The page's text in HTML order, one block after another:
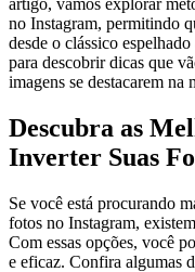
no Instagram,⁤ permitindo
desde o clássico
⁣para descobrir dicas que‌
imagens ​se ⁤destacarem ​na‌
Descubra as
Inverter Suas
Se você está ‌procurando
fotos no Instagram,
Com essas opções, você
e eficaz. Confira algumas